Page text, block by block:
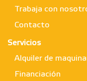
Trabaja con
Contacto
Servicios
Alquiler de
Financiación